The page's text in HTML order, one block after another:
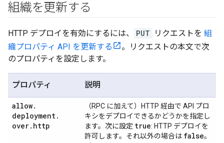
組織を更新する
HTTP デプロイを有効にするには、 PUT リクエストを 組
織プロパティ API を更新する
。リクエストの本文で次
のプロパティを設定します。
プロパティ 説明
allow.
deployment.
over. http
（RPC に加えて）HTTP 経由で API プロ
キシをデプロイできるかどうかを指定し
ます。次に設定 true: HTTP デプロイを
許可します。それ以外の場合は false。